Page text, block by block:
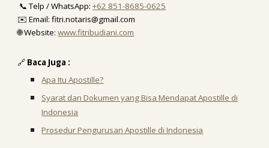
📞 Telp / WhatsApp:+62 851-8685-0625
✉️ Email: fitri.notaris@gmail.com
🌐 Website:www.fitribudiani.com
🔗 Baca Juga :
Apa Itu Apostille?
Syarat dan Dokumen yang Bisa Mendapat Apostille di
Indonesia
Prosedur Pengurusan Apostille di Indonesia